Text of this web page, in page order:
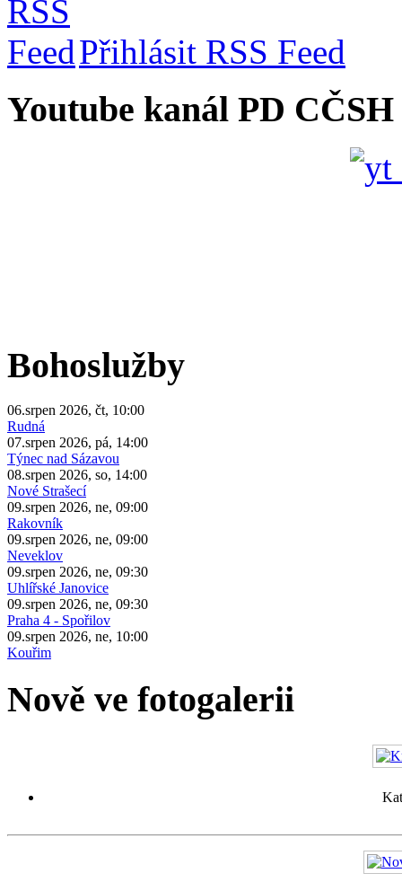
Přihlásit RSS Feed
Youtube kanál PD CČSH
Bohoslužby
06.srpen 2026, čt, 10:00
Rudná
07.srpen 2026, pá, 14:00
Týnec nad Sázavou
08.srpen 2026, so, 14:00
Nové Strašecí
09.srpen 2026, ne, 09:00
Rakovník
09.srpen 2026, ne, 09:00
Neveklov
09.srpen 2026, ne, 09:30
Uhlířské Janovice
09.srpen 2026, ne, 09:30
Praha 4 - Spořilov
09.srpen 2026, ne, 10:00
Kouřim
Nově ve fotogalerii